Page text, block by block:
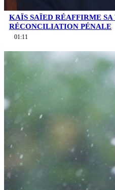
KAÏS SAÏED RÉAFFIRME SA
RÉCONCILIATION PÉNALE
01:11